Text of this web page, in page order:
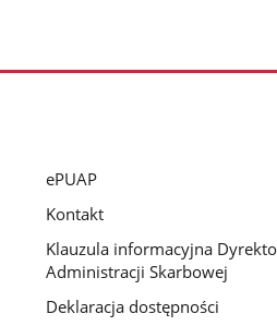
ePUAP
Kontakt
Klauzula informacyjna
Administracji Skarbowej
Deklaracja dostępności